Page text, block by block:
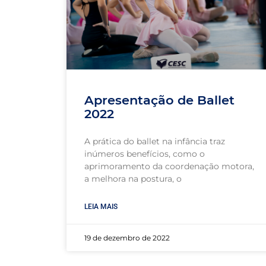
Apresentação de Ballet
2022
A prática do ballet na infância traz
inúmeros benefícios, como o
aprimoramento da coordenação motora,
a melhora na postura, o
LEIA MAIS
19 de dezembro de 2022